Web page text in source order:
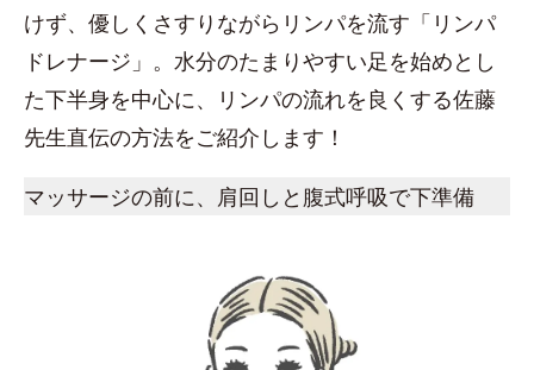
けず、優しくさすりながらリンパを流す「リンパ
ドレナージ」。水分のたまりやすい足を始めとし
た下半身を中心に、リンパの流れを良くする佐藤
先生直伝の方法をご紹介します！
マッサージの前に、肩回しと腹式呼吸で下準備